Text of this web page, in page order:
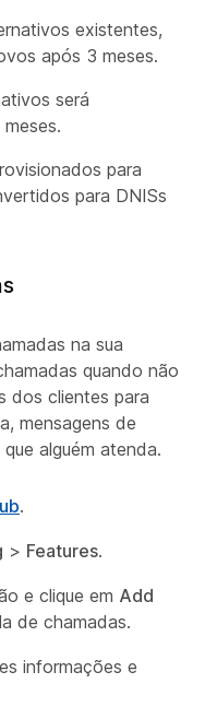
existentes,
após 3 meses.
será
para
para DNISs
na sua
quando não
dos clientes para
mensagens de
alguém atenda.
.
> Features.
e clique em Add
de chamadas.
informações e